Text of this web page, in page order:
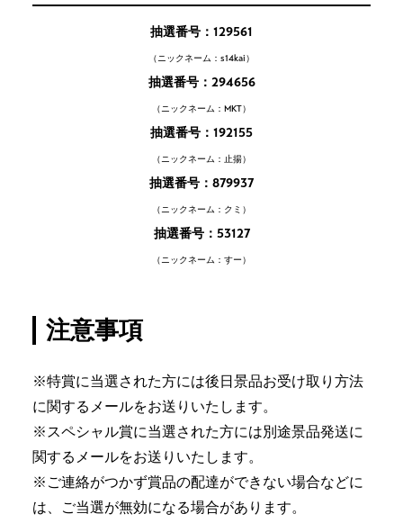
抽選番号：129561
（ニックネーム：s14kai）
抽選番号：294656
（ニックネーム：MKT）
抽選番号：192155
（ニックネーム：止揚）
抽選番号：879937
（ニックネーム：クミ）
抽選番号：53127
（ニックネーム：すー）
注意事項
​※特賞に当選された方には後日景品お受け取り方法
に関するメールをお送りいたします。
※スペシャル賞に当選された方には別途景品発送に
関するメールをお送りいたします。
※ご連絡がつかず賞品の配達ができない場合などに
は、ご当選が無効になる場合があります。